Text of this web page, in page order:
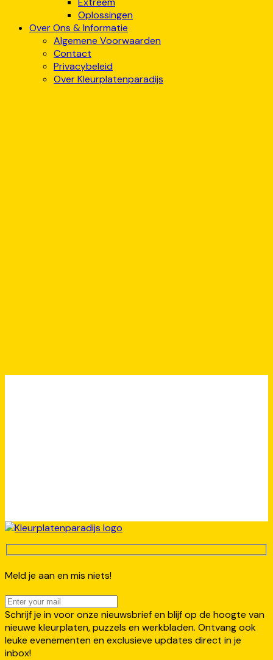
Oplossingen
Over Ons & Informatie
Algemene Voorwaarden
Contact
Privacybeleid
Over Kleurplatenparadijs
Meld je aan en mis niets!
Schrijf je in voor onze nieuwsbrief en blijf op de hoogte van
nieuwe kleurplaten, puzzels en werkbladen. Ontvang ook
leuke evenementen en exclusieve updates direct in je
inbox!